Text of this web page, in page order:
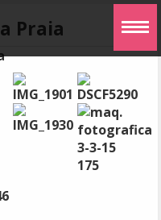
Praia